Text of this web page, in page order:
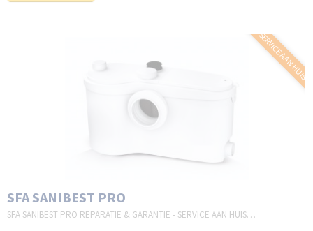
SERVICE AAN HUIS
SFA SANIBEST PRO
SFA SANIBEST PRO REPARATIE & GARANTIE - SERVICE AAN HUIS…